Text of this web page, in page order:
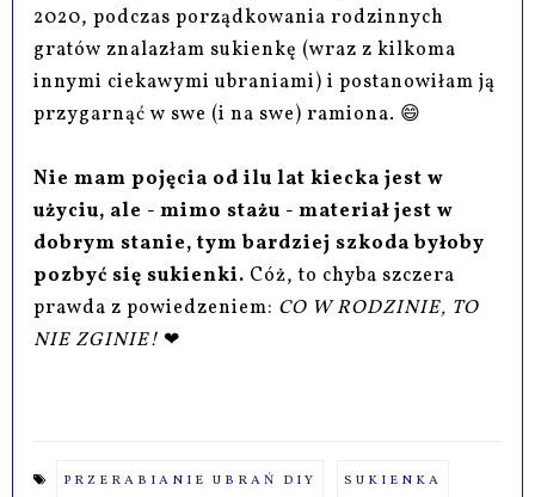
2020, podczas porządkowania rodzinnych
gratów znalazłam sukienkę (wraz z kilkoma
innymi ciekawymi ubraniami) i postanowiłam ją
przygarnąć w swe (i na swe) ramiona. 😄
Nie mam pojęcia od ilu lat kiecka jest w
użyciu, ale - mimo stażu - materiał jest w
dobrym stanie, tym bardziej szkoda byłoby
pozbyć się sukienki. Cóż, to chyba szczera
prawda z powiedzeniem: CO W RODZINIE, TO
NIE ZGINIE! ❤
PRZERABIANIE UBRAŃ DIY SUKIENKA